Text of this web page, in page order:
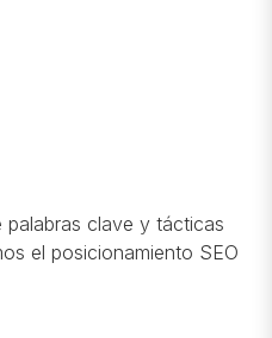
clave y tácticas
el posicionamiento SEO